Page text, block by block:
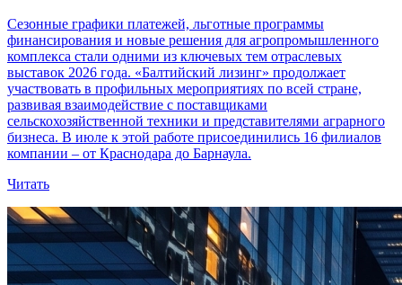
Сезонные графики платежей, льготные программы
финансирования и новые решения для агропромышленного
комплекса стали одними из ключевых тем отраслевых
выставок 2026 года. «Балтийский лизинг» продолжает
участвовать в профильных мероприятиях по всей стране,
развивая взаимодействие с поставщиками
сельскохозяйственной техники и представителями аграрного
бизнеса. В июле к этой работе присоединились 16 филиалов
компании – от Краснодара до Барнаула.
Читать